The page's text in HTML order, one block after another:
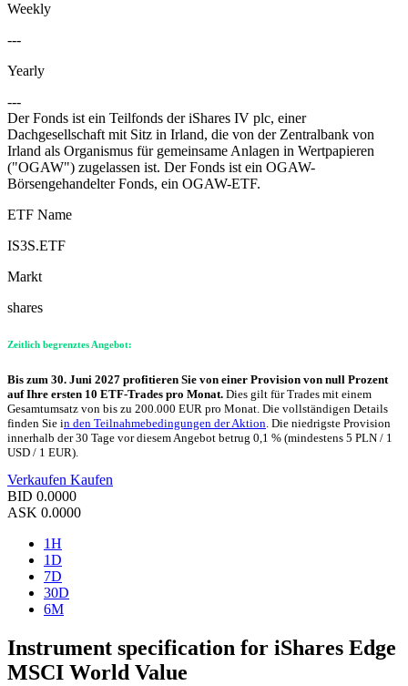
Weekly
---
Yearly
---
Der Fonds ist ein Teilfonds der iShares IV plc, einer
Dachgesellschaft mit Sitz in Irland, die von der Zentralbank von
Irland als Organismus für gemeinsame Anlagen in Wertpapieren
("OGAW") zugelassen ist. Der Fonds ist ein OGAW-
Börsengehandelter Fonds, ein OGAW-ETF.
ETF Name
IS3S.ETF
Markt
shares
Zeitlich begrenztes Angebot:
Bis zum 30. Juni 2027 profitieren Sie von einer Provision von null Prozent
auf Ihre ersten 10 ETF-Trades pro Monat. Dies gilt für Trades mit einem
Gesamtumsatz von bis zu 200.000 EUR pro Monat. Die vollständigen Details
finden Sie in den Teilnahmebedingungen der Aktion. Die niedrigste Provision
innerhalb der 30 Tage vor diesem Angebot betrug 0,1 % (mindestens 5 PLN / 1
USD / 1 EUR).
Verkaufen Kaufen
BID 0.0000
ASK 0.0000
1H
1D
7D
30D
6M
Instrument specification for iShares Edge
MSCI World Value